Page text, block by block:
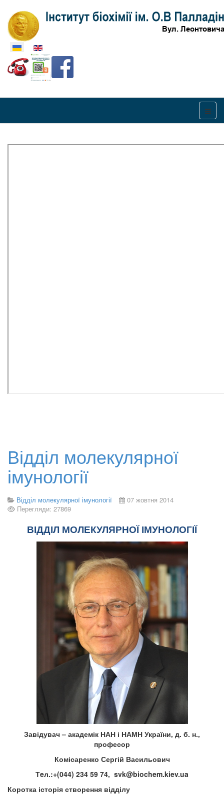
Оберіть свою мову
Відділ молекулярної
імунології
Відділ молекулярної імунології
07 жовтня 2014
Перегляди: 27869
ВІДДІЛ МОЛЕКУЛЯРНОЇ ІМУНОЛОГІЇ
Завідувач – академік НАН і НАМН України, д. б. н.,
професор
Комісаренко Сергій Васильович
Тeл.:+(044) 234 59 74, svk@biochem.kiev.ua
Коротка історія створення відділу